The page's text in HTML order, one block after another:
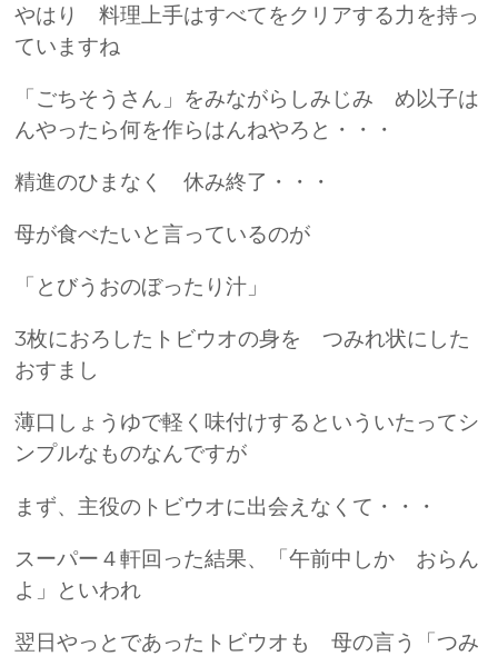
やはり 料理上手はすべてをクリアする力を持っ
ていますね
「ごちそうさん」をみながらしみじみ め以子は
んやったら何を作らはんねやろと・・・
精進のひまなく 休み終了・・・
母が食べたいと言っているのが
「とびうおのぼったり汁」
3枚におろしたトビウオの身を つみれ状にした
おすまし
薄口しょうゆで軽く味付けするといういたってシ
ンプルなものなんですが
まず、主役のトビウオに出会えなくて・・・
スーパー４軒回った結果、「午前中しか おらん
よ」といわれ
翌日やっとであったトビウオも 母の言う「つみ